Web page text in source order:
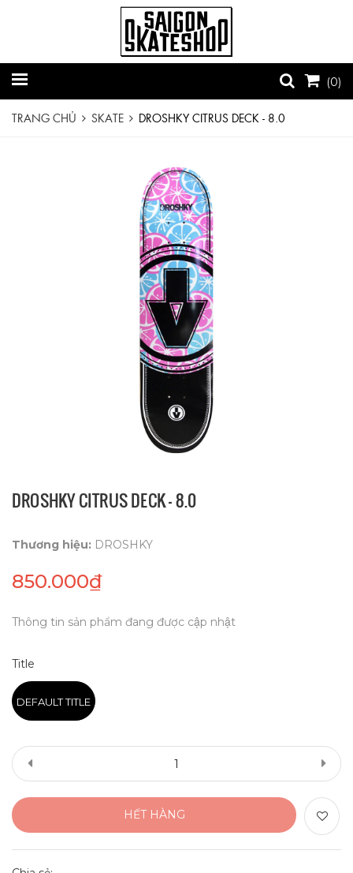
(0)
TRANG CHỦ SKATE DROSHKY CITRUS DECK - 8.0
DROSHKY CITRUS DECK - 8.0
Thương hiệu: DROSHKY
850.000₫
Thông tin sản phẩm đang được cập nhật
Title
DEFAULT TITLE
HẾT HÀNG